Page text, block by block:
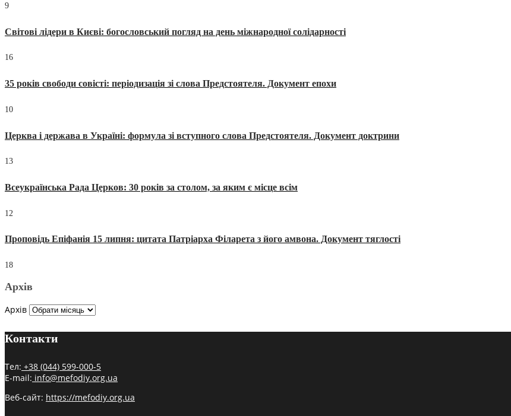
9
Світові лідери в Києві: богословський погляд на день міжнародної солідарності
16
35 років свободи совісті: періодизація зі слова Предстоятеля. Документ епохи
10
Церква і держава в Україні: формула зі вступного слова Предстоятеля. Документ доктрини
13
Всеукраїнська Рада Церков: 30 років за столом, за яким є місце всім
12
Проповідь Епіфанія 15 липня: цитата Патріарха Філарета з його амвона. Документ тяглості
18
Архів
Архів
Контакти
Тел: +38 (044) 599-000-5
E-mail: info@mefodiy.org.ua
Веб-сайт: https://mefodiy.org.ua